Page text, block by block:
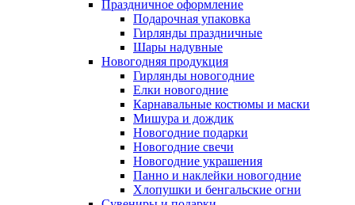
Праздничное оформление
Подарочная упаковка
Гирлянды праздничные
Шары надувные
Новогодняя продукция
Гирлянды новогодние
Елки новогодние
Карнавальные костюмы и маски
Мишура и дождик
Новогодние подарки
Новогодние свечи
Новогодние украшения
Панно и наклейки новогодние
Хлопушки и бенгальские огни